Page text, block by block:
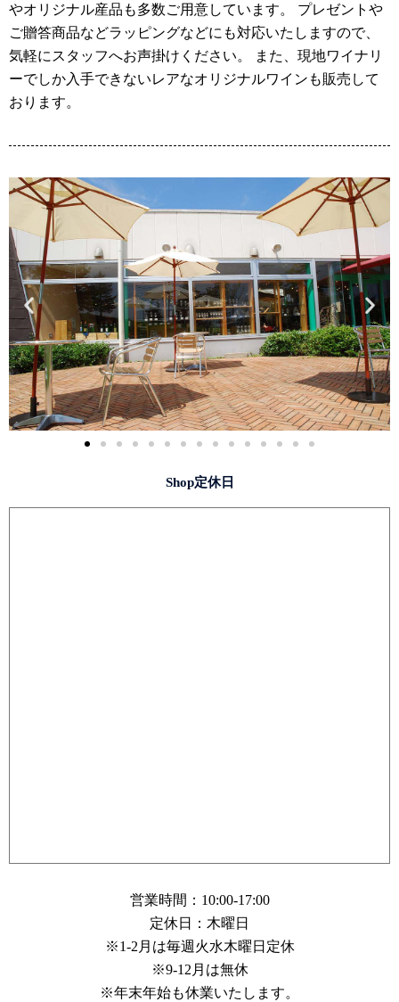
やオリジナル産品も多数ご用意しています。 プレゼントや
ご贈答商品などラッピングなどにも対応いたしますので、
気軽にスタッフへお声掛けください。 また、現地ワイナリ
ーでしか入手できないレアなオリジナルワインも販売して
おります。
Shop定休日
営業時間：10:00-17:00
定休日：木曜日
※1-2月は毎週火水木曜日定休
※9-12月は無休
※年末年始も休業いたします。